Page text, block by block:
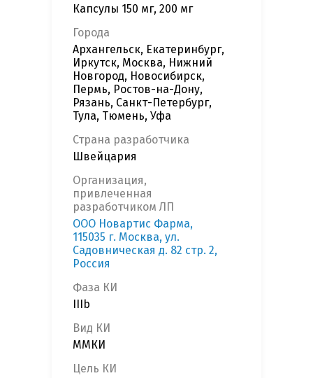
Капсулы 150 мг, 200 мг
Города
Архангельск, Екатеринбург,
Иркутск, Москва, Нижний
Новгород, Новосибирск,
Пермь, Ростов-на-Дону,
Рязань, Санкт-Петербург,
Тула, Тюмень, Уфа
Страна разработчика
Швейцария
Организация,
привлеченная
разработчиком ЛП
OOO Новартис Фарма,
115035 г. Москва, ул.
Садовническая д. 82 стр. 2,
Россия
Фаза КИ
IIIb
Вид КИ
ММКИ
Цель КИ